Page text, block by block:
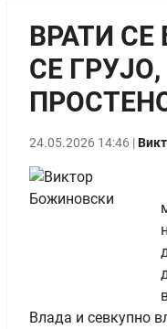
ВРАТИ СЕ
СЕ
24.05.2026 14:46 |
Влада и севкупно